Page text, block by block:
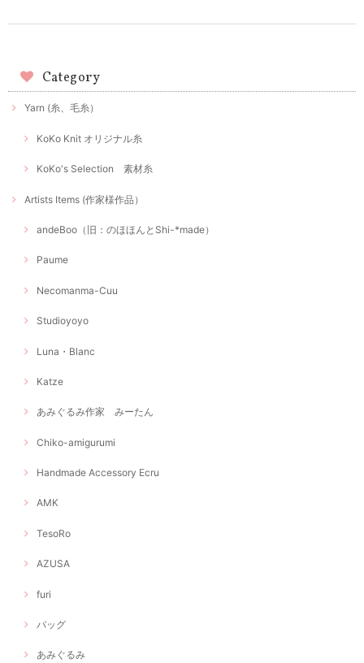
Category
Yarn (糸、毛糸）
KoKo Knit オリジナル糸
KoKo's Selection 素材糸
Artists Items (作家様作品）
andeBoo（旧：のほほんとShi-*made）
Paume
Necomanma-Cuu
Studioyoyo
Luna・Blanc
Katze
あみぐるみ作家 みーたん
Chiko-amigurumi
Handmade Accessory Ecru
AMK
TesoRo
AZUSA
furi
バッグ
あみぐるみ